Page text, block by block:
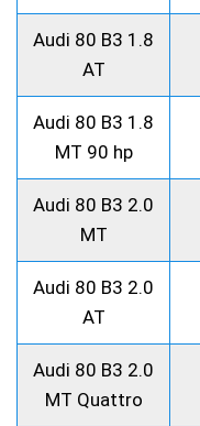
Audi 80 B3 1.8
AT
Audi 80 B3 1.8
MT 90 hp
Audi 80 B3 2.0
MT
Audi 80 B3 2.0
AT
Audi 80 B3 2.0
MT Quattro